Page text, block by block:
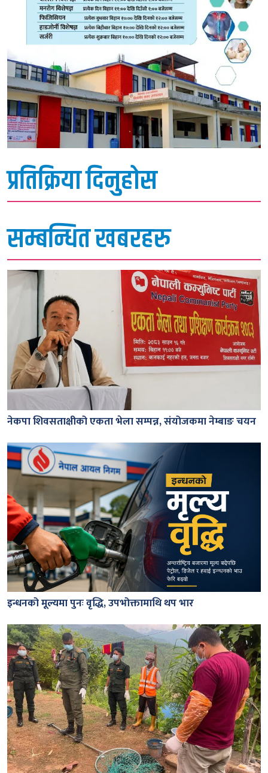
प्रतिक्रिया दिनुहोस
सम्बन्धित खबरहरु
नेकपा शिवसताक्षीको एकता भेला सम्पन्न, संयोजकमा नेम्बाङ चयन
इन्धनको मूल्यमा पुनः वृद्धि, उपभोक्तामाथि थप भार